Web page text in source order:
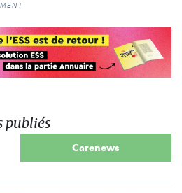
publiés
Carenews